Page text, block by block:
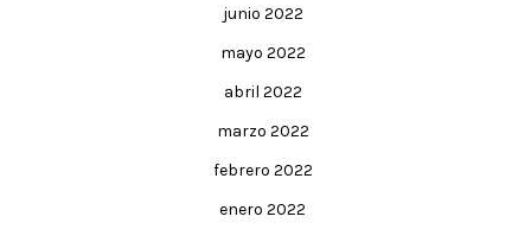
junio 2022
mayo 2022
abril 2022
marzo 2022
febrero 2022
enero 2022